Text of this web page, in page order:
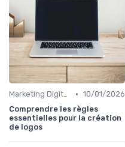
Marketing Digital et Réglementations • 10/01/2026
Comprendre les règles
essentielles pour la création
de logos